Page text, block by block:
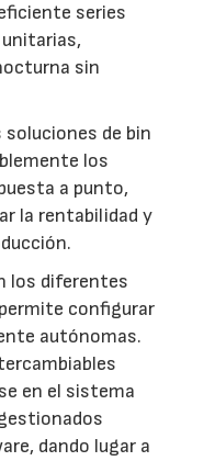
series
sin
soluciones de bin
los
a punto,
la rentabilidad y
los diferentes
configurar
autónomas.
en el sistema
dando lugar a